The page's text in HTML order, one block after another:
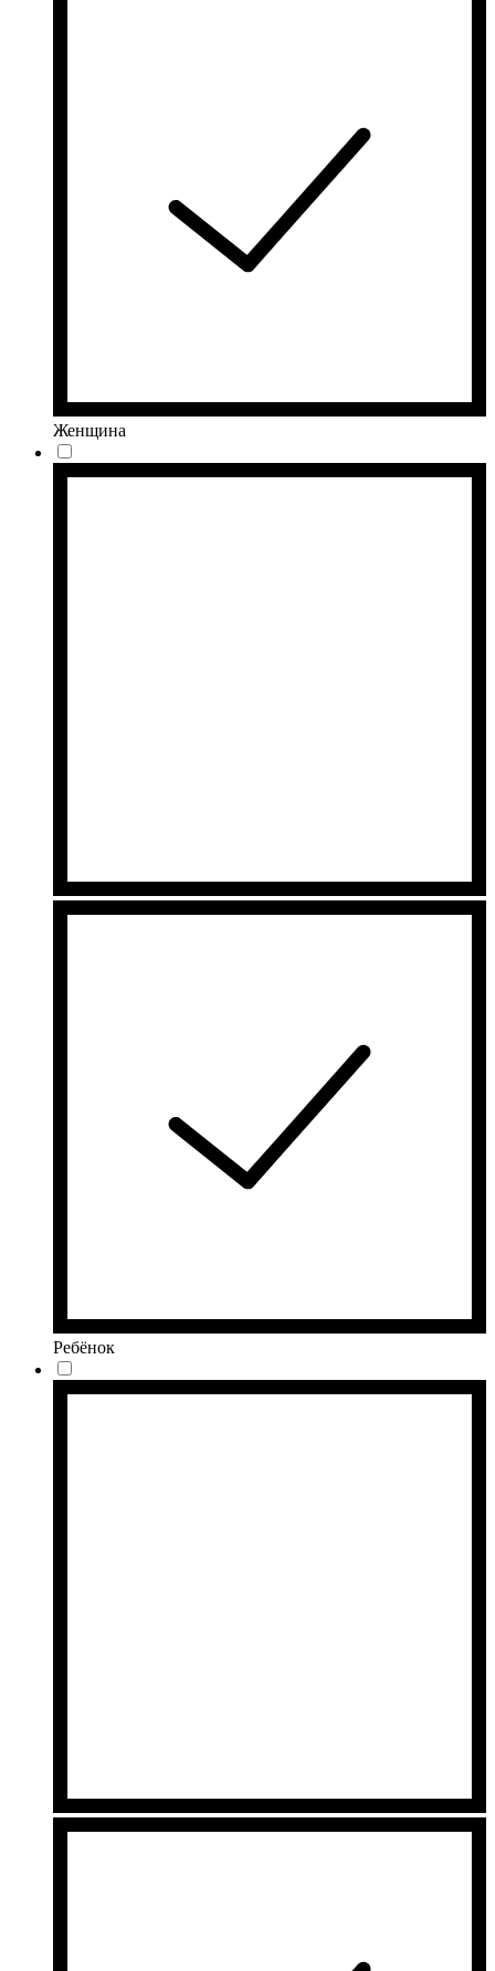
Женщина
Ребёнок